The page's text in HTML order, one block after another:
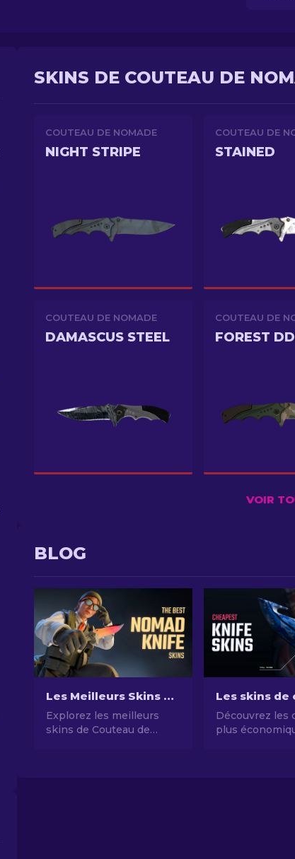
SKINS DE COUTEAU DE
COUTEAU DE NOMADE
NIGHT STRIPE
COUTEAU DE
STAINED
COUTEAU DE NOMADE
DAMASCUS STEEL
COUTEAU DE
FOREST
VOIR
BLOG
Les Meilleurs Skins de Couteau de nomade dans CS2
Explorez les meilleurs
skins de Couteau de
Découvrez les
plus